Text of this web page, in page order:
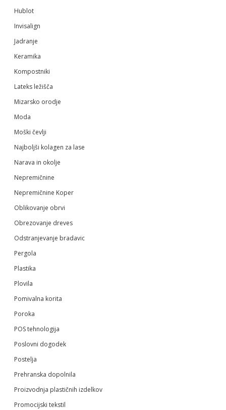
Hublot
Invisalign
Jadranje
Keramika
Kompostniki
Lateks ležišča
Mizarsko orodje
Moda
Moški čevlji
Najboljši kolagen za lase
Narava in okolje
Nepremičnine
Nepremičnine Koper
Oblikovanje obrvi
Obrezovanje dreves
Odstranjevanje bradavic
Pergola
Plastika
Plovila
Pomivalna korita
Poroka
POS tehnologija
Poslovni dogodek
Postelja
Prehranska dopolnila
Proizvodnja plastičnih izdelkov
Promocijski tekstil